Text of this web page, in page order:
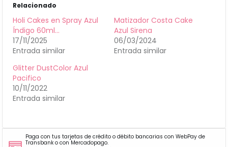
Relacionado
Holi Cakes en Spray Azul
Índigo 60ml…
17/11/2025
Entrada similar
Matizador Costa Cake
Azul Sirena
06/03/2024
Entrada similar
Glitter DustColor Azul
Pacifico
10/11/2022
Entrada similar
Paga con tus tarjetas de crédito o débito bancarias con WebPay de
Transbank o con Mercadopago.